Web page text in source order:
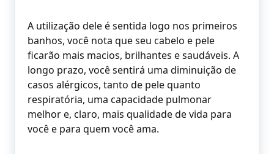
A utilização dele é sentida logo nos primeiros
banhos, você nota que seu cabelo e pele
ficarão mais macios, brilhantes e saudáveis. A
longo prazo, você sentirá uma diminuição de
casos alérgicos, tanto de pele quanto
respiratória, uma capacidade pulmonar
melhor e, claro, mais qualidade de vida para
você e para quem você ama.